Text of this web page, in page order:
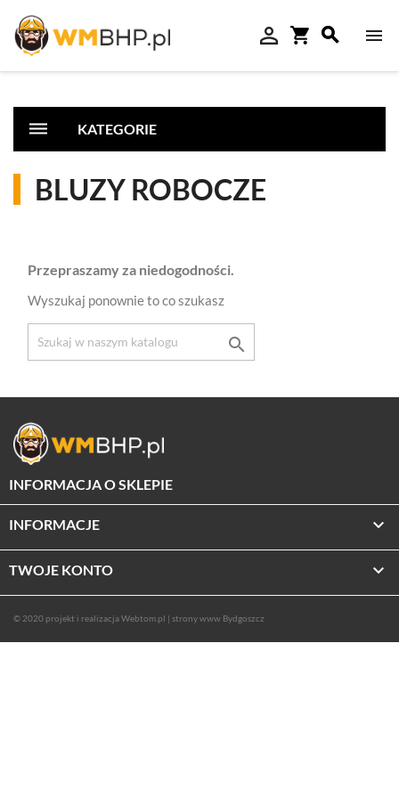

shopping_cart
 
dehaze KATEGORIE
BLUZY ROBOCZE
Przepraszamy za niedogodności.
Wyszukaj ponownie to co szukasz


INFORMACJA O SKLEPIE
INFORMACJE 
TWOJE KONTO 
© 2020 projekt i realizacjaWebtom.pl | strony www Bydgoszcz